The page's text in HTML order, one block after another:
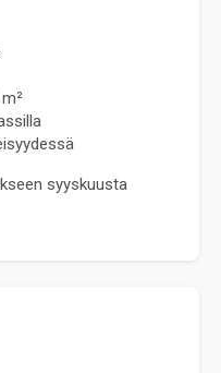
syyskuusta